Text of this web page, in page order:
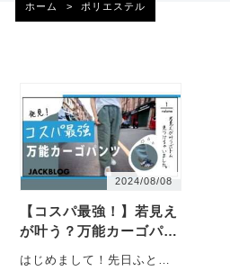
ホーム > ポリエステル
2024/08/08
【コスパ最強！】若見え
が叶う？万能カーゴパン
はじめまして！先日ふと気